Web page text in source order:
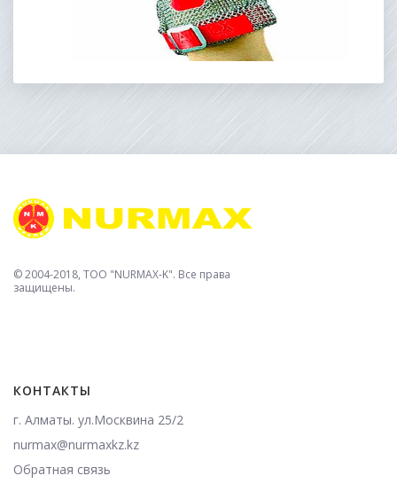
© 2004-2018, TOO "NURMAX-K". Все права
защищены.
КОНТАКТЫ
г. Алматы. ул.Москвина 25/2
nurmax@nurmaxkz.kz
Обратная связь